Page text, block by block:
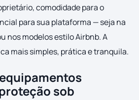
comodidade para o
para sua plataforma — seja na
nos modelos estilo Airbnb. A
mais simples, prática e tranquila.
sob